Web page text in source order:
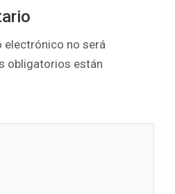
electrónico no será
obligatorios están